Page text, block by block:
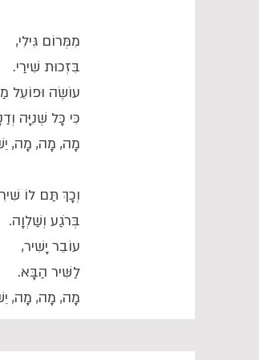
מִמְּרוֹם גִּילִי,
בִּזְכוּת שִׁירַי.
עוֹשֶׂה וּפוֹעֵל
כִּי כָּל שְׁנִיָּה
מָה, מָה, מָה,
וְכָךְ תַּם לוֹ
בְּרֹגַע וְשַׁלְוָה.
עוֹבֵר יָשִׁיר,
לַשִּׁיר הַבָּא.
מָה, מָה, מָה,